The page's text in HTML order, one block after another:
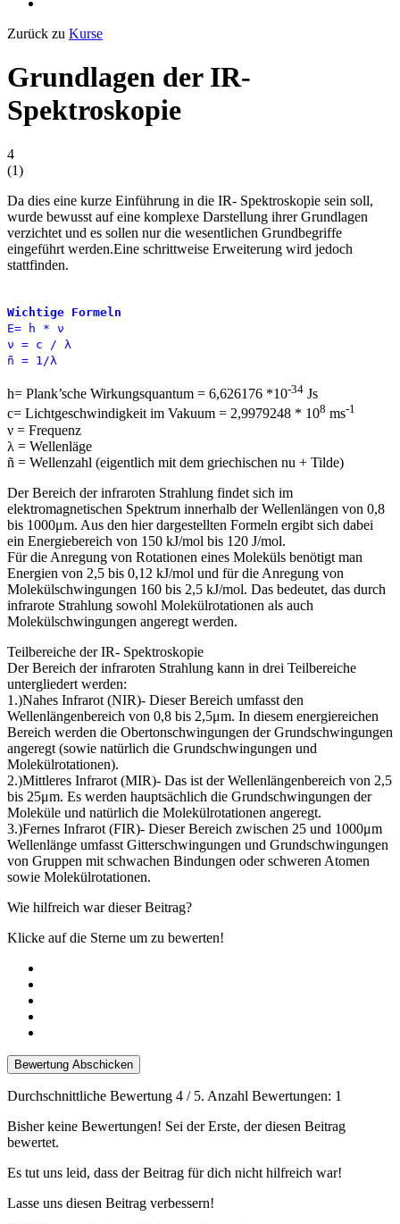
Zurück zu Kurse
Grundlagen der IR-
Spektroskopie
4
(1)
Da dies eine kurze Einführung in die IR- Spektroskopie sein soll,
wurde bewusst auf eine komplexe Darstellung ihrer Grundlagen
verzichtet und es sollen nur die wesentlichen Grundbegriffe
eingeführt werden.Eine schrittweise Erweiterung wird jedoch
stattfinden.
Wichtige Formeln
E= h * ν
ν = c / λ
ñ = 1/λ
h= Plank’sche Wirkungsquantum = 6,626176 *10-34 Js
c= Lichtgeschwindigkeit im Vakuum = 2,9979248 * 108 ms-1
ν = Frequenz
λ = Wellenläge
ñ = Wellenzahl (eigentlich mit dem griechischen nu + Tilde)
Der Bereich der infraroten Strahlung findet sich im
elektromagnetischen Spektrum innerhalb der Wellenlängen von 0,8
bis 1000μm. Aus den hier dargestellten Formeln ergibt sich dabei
ein Energiebereich von 150 kJ/mol bis 120 J/mol.
Für die Anregung von Rotationen eines Moleküls benötigt man
Energien von 2,5 bis 0,12 kJ/mol und für die Anregung von
Molekülschwingungen 160 bis 2,5 kJ/mol. Das bedeutet, das durch
infrarote Strahlung sowohl Molekülrotationen als auch
Molekülschwingungen angeregt werden.
Teilbereiche der IR- Spektroskopie
Der Bereich der infraroten Strahlung kann in drei Teilbereiche
untergliedert werden:
1.)Nahes Infrarot (NIR)- Dieser Bereich umfasst den
Wellenlängenbereich von 0,8 bis 2,5μm. In diesem energiereichen
Bereich werden die Obertonschwingungen der Grundschwingungen
angeregt (sowie natürlich die Grundschwingungen und
Molekülrotationen).
2.)Mittleres Infrarot (MIR)- Das ist der Wellenlängenbereich von 2,5
bis 25μm. Es werden hauptsächlich die Grundschwingungen der
Moleküle und natürlich die Molekülrotationen angeregt.
3.)Fernes Infrarot (FIR)- Dieser Bereich zwischen 25 und 1000μm
Wellenlänge umfasst Gitterschwingungen und Grundschwingungen
von Gruppen mit schwachen Bindungen oder schweren Atomen
sowie Molekülrotationen.
Wie hilfreich war dieser Beitrag?
Klicke auf die Sterne um zu bewerten!
Bewertung Abschicken
Durchschnittliche Bewertung 4 / 5. Anzahl Bewertungen: 1
Bisher keine Bewertungen! Sei der Erste, der diesen Beitrag
bewertet.
Es tut uns leid, dass der Beitrag für dich nicht hilfreich war!
Lasse uns diesen Beitrag verbessern!